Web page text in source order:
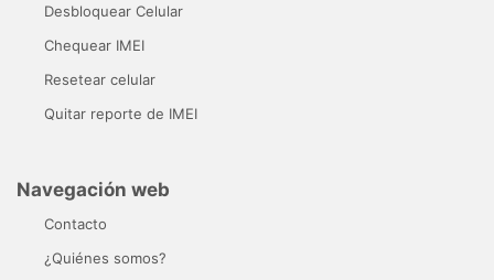
Desbloquear Celular
Chequear IMEI
Resetear celular
Quitar reporte de IMEI
Navegación web
Contacto
¿Quiénes somos?